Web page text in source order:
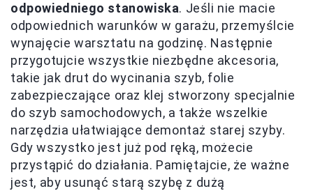
odpowiedniego stanowiska. Jeśli nie macie
odpowiednich warunków w garażu, przemyślcie
wynajęcie warsztatu na godzinę. Następnie
przygotujcie wszystkie niezbędne akcesoria,
takie jak drut do wycinania szyb, folie
zabezpieczające oraz klej stworzony specjalnie
do szyb samochodowych, a także wszelkie
narzędzia ułatwiające demontaż starej szyby.
Gdy wszystko jest już pod ręką, możecie
przystąpić do działania. Pamiętajcie, że ważne
jest, aby usunąć starą szybę z dużą